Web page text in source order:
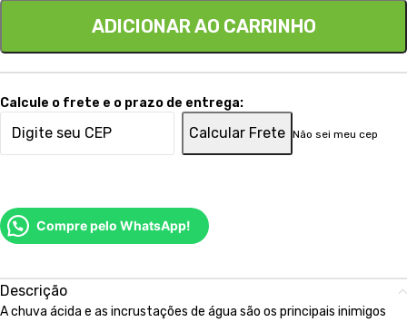
ADICIONAR AO CARRINHO
Calcule o frete e o prazo de entrega:
Calcular Frete Não sei meu cep
Compre pelo WhatsApp!
Descrição
A chuva ácida e as incrustações de água são os principais inimigos